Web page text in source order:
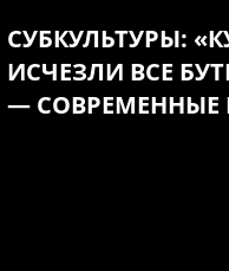
СУБКУЛЬТУРЫ:
ИСЧЕЗЛИ ВСЕ
—